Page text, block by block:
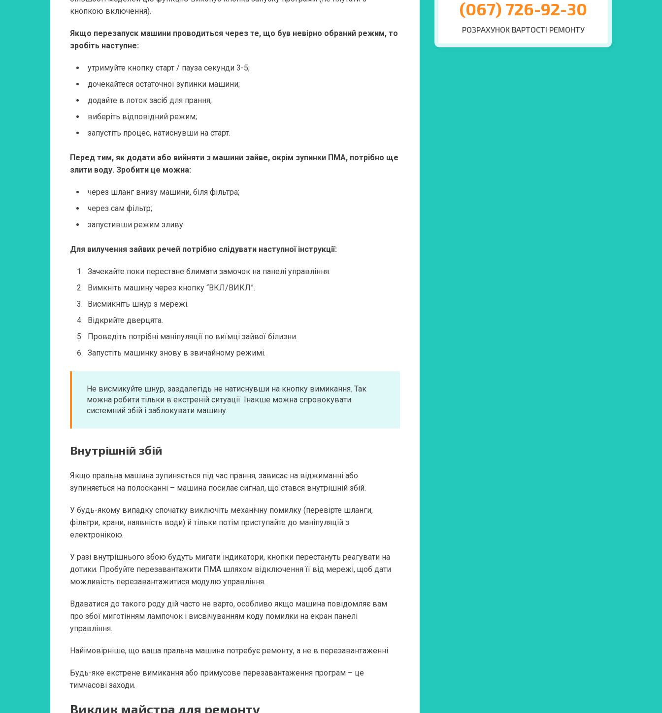
кнопкою включення).
Якщо перезапуск машини проводиться через те, що був невірно обраний режим, то
зробіть наступне:
утримуйте кнопку старт / пауза секунди 3-5;
дочекайтеся остаточної зупинки машини;
додайте в лоток засіб для прання;
виберіть відповідний режим;
запустіть процес, натиснувши на старт.
Перед тим, як додати або вийняти з машини зайве, окрім зупинки ПМА, потрібно ще
злити воду. Зробити це можна:
через шланг внизу машини, біля фільтра;
через сам фільтр;
запустивши режим зливу.
Для вилучення зайвих речей потрібно слідувати наступної інструкції:
Зачекайте поки перестане блимати замочок на панелі управління.
Вимкніть машину через кнопку “ВКЛ/ВИКЛ”.
Висмикніть шнур з мережі.
Відкрийте дверцята.
Проведіть потрібні маніпуляції по виїмці зайвої білизни.
Запустіть машинку знову в звичайному режимі.
Не висмикуйте шнур, заздалегідь не натиснувши на кнопку вимикання. Так
можна робити тільки в екстреній ситуації. Інакше можна спровокувати
системний збій і заблокувати машину.
Внутрішній збій
Якщо пральна машина зупиняється під час прання, зависає на віджиманні або
зупиняється на полосканні – машина посилає сигнал, що стався внутрішній збій.
У будь-якому випадку спочатку виключіть механічну помилку (перевірте шланги,
фільтри, крани, наявність води) й тільки потім приступайте до маніпуляцій з
електронікою.
У разі внутрішнього збою будуть мигати індикатори, кнопки перестануть реагувати на
дотики. Пробуйте перезавантажити ПМА шляхом відключення її від мережі, щоб дати
можливість перезавантажитися модулю управління.
Вдаватися до такого роду дій часто не варто, особливо якщо машина повідомляє вам
про збої миготінням лампочок і висвічуванням коду помилки на екран панелі
управління.
Найімовірніше, що ваша пральна машина потребує ремонту, а не в перезавантаженні.
Будь-яке екстрене вимикання або примусове перезавантаження програм – це
тимчасові заходи.
Виклик майстра для ремонту
(067) 726-92-30
РОЗРАХУНОК ВАРТОСТІ РЕМОНТУ